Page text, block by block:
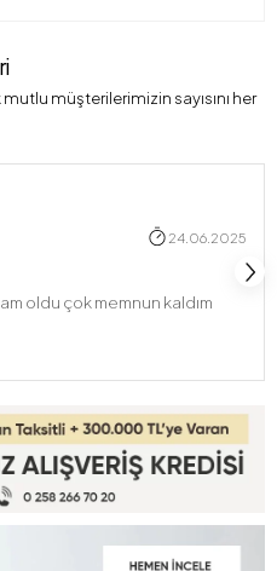
müşterilerimizin sayısını her
24.06.2025
oldu çok memnun kaldım